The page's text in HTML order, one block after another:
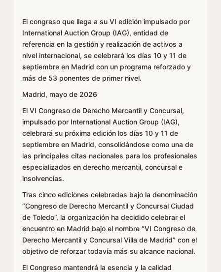
El congreso que llega a su VI edición impulsado por
International Auction Group (IAG), entidad de
referencia en la gestión y realización de activos a
nivel internacional, se celebrará los días 10 y 11 de
septiembre en Madrid con un programa reforzado y
más de 53 ponentes de primer nivel.
Madrid, mayo de 2026
El VI Congreso de Derecho Mercantil y Concursal,
impulsado por International Auction Group (IAG),
celebrará su próxima edición los días 10 y 11 de
septiembre en Madrid, consolidándose como una de
las principales citas nacionales para los profesionales
especializados en derecho mercantil, concursal e
insolvencias.
Tras cinco ediciones celebradas bajo la denominación
“Congreso de Derecho Mercantil y Concursal Ciudad
de Toledo”, la organización ha decidido celebrar el
encuentro en Madrid bajo el nombre “VI Congreso de
Derecho Mercantil y Concursal Villa de Madrid” con el
objetivo de reforzar todavía más su alcance nacional.
El Congreso mantendrá la esencia y la calidad